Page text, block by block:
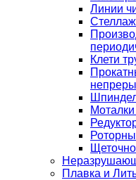
Линии
Клети
Плавка и